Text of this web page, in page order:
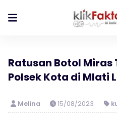
Ratusan Botol Miras
Polsek Kota di Mlati
Melina 15/08/2023